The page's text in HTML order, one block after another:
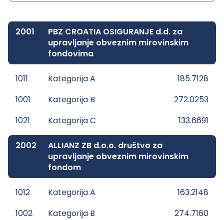
2001
PBZ CROATIA OSIGURANJE d.d. za
upravljanje obveznim mirovinskim
fondovima
1011 Kategorija A
185.7128
1001
Kategorija B
272.0253
1021
Kategorija C 133.6691
2002
ALLIANZ ZB d.o.o. društvo za
upravljanje obveznim mirovinskim
fondom
1012 Kategorija A
163.2148
1002
Kategorija B
274.7160